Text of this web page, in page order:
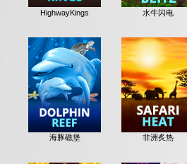
HighwayKings 水牛闪电
海豚礁堡 非洲炙热